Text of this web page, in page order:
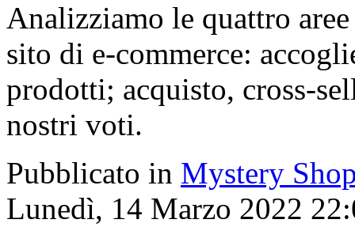
Analizziamo le quattro
sito di e-commerce:
prodotti; acquisto, cross-
nostri voti.
Pubblicato in Mystery
Lunedì, 14 Marzo 2022